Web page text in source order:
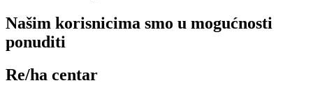
Našim korisnicima smo u mogućnosti
ponuditi
Re/ha centar